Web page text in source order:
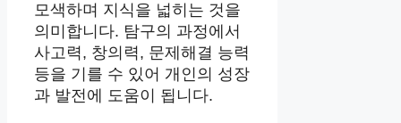
모색하며 지식을 넓히는 것을
의미합니다. 탐구의 과정에서
사고력, 창의력, 문제해결 능력
등을 기를 수 있어 개인의 성장
과 발전에 도움이 됩니다.